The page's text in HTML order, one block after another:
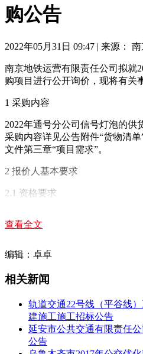
购公告
2022年05月31日 09:47 | 来源：
南京地铁运营有限责任公司拟就
购项目进行公开询价，现将有关
1 采购内容
2022年通号分公司信号灯泡的供
采购内容详见公告附件“货物清
文件第三章“项目需求”。
2 报价人基本要求
2.1 资格要求
供本次采购所需货物和服务。
2.1.2 注册资本：不低于100万元
价截止当日中国人民银行授权中
币对人民币的中间价进行换算）。
供制造商出具的授权委托书，且
2.2 业绩要求：报价人须具有与
提供近三年来在轨道交通行业的
查看全文
编辑：卓卓
相关新闻
轨道交通22号线（平谷线
建施工施工招标公告
延安市公共交通有限责任
公告